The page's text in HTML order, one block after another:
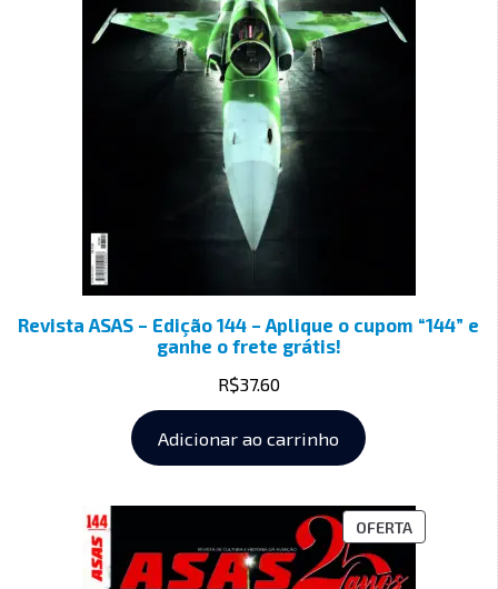
Revista ASAS – Edição 144 – Aplique o cupom “144” e
ganhe o frete grátis!
R$37.60
Adicionar ao carrinho
OFERTA